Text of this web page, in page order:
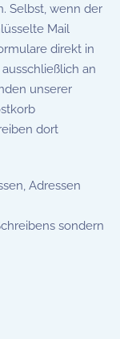
Selbst, wenn der
Mail
direkt in
an
unserer
dort
Adressen
sondern